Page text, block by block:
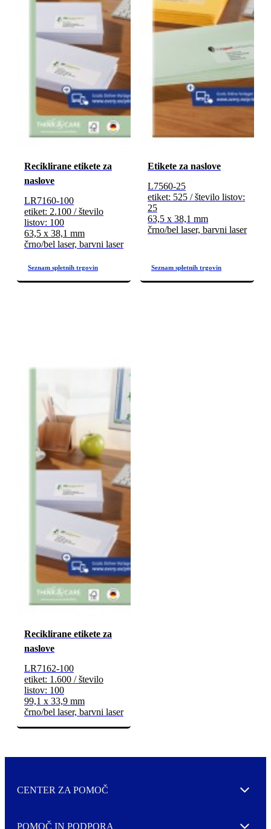
Reciklirane etikete za
naslove
LR7160-100
etiket: 2.100 / število
listov: 100
63,5 x 38,1 mm
črno/bel laser, barvni laser
Etikete za naslove
L7560-25
etiket: 525 / število listov:
25
63,5 x 38,1 mm
črno/bel laser, barvni laser
Reciklirane etikete za
naslove
LR7162-100
etiket: 1.600 / število
listov: 100
99,1 x 33,9 mm
črno/bel laser, barvni laser
CENTER ZA POMOČ Expand
POMOČ IN PODPORA